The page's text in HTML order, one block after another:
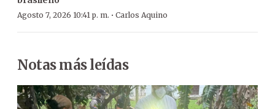
Agosto 7, 2026 10:41 p. m. · Carlos Aquino
Notas más leídas